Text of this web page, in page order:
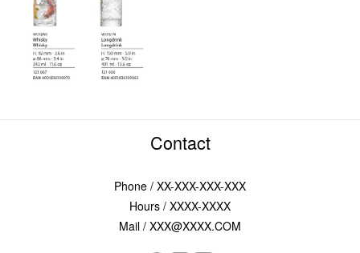
Contact
Phone / XX-XXX-XXX-XXX
Hours / XXXX-XXXX
Mail / XXX@XXXX.COM